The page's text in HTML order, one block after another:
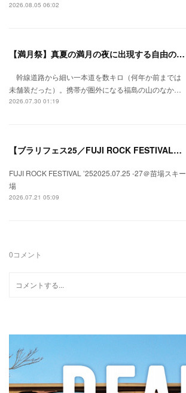
2026.08.05 06:02
【満月祭】真夏の満月の夜に出現する自由の桃源郷。
幹線道路から細い一本道を数キロ（何年か前までは
未舗装だった）。携帯が圏外になる福島の山のなか…
2026.07.30 01:19
【ブラリフェス25／FUJI ROCK FESTIVAL】日本の夏にはフジロックが欠かせない。
FUJI ROCK FESTIVAL ’252025.07.25 -27＠苗場スキー
場
2026.07.21 05:09
0コメント